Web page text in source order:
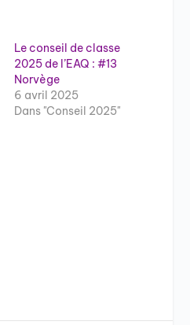
Le conseil de classe
2025 de l’EAQ : #13
Norvège
6 avril 2025
Dans "Conseil 2025"